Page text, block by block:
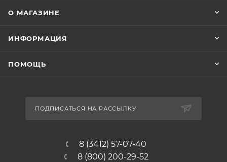
О МАГАЗИНЕ
ИНФОРМАЦИЯ
ПОМОЩЬ
ПОДПИСАТЬСЯ НА РАССЫЛКУ
8 (3412) 57-07-40
8 (800) 200-29-52